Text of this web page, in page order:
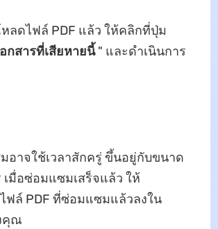
ลดไฟล์ PDF แล้ว ให้คลิกที่ปุ่ม
กสารที่เสียหายนี้" และดำเนินการ
อาจใช้เวลาสักครู่ ขึ้นอยู่กับขนาด
เมื่อซ่อมแซมเสร็จแล้ว ให้
ฟล์ PDF ที่ซ่อมแซมแล้วลงใน
คุณ